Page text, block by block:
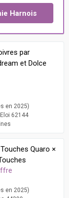
Harnois
par
et Dolce
en 2025)
62144
Quaro ×
en 2025)